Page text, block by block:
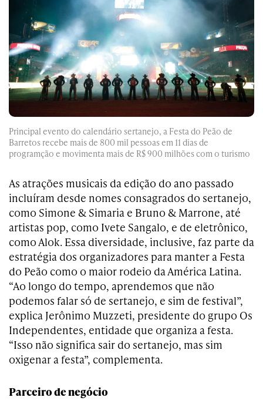
Principal evento do calendário sertanejo, a Festa do Peão de
Barretos recebe mais de 800 mil pessoas em 11 dias de
programção e movimenta mais de R$ 900 milhões com o turismo
As atrações musicais da edição do ano passado
incluíram desde nomes consagrados do sertanejo,
como Simone & Simaria e Bruno & Marrone, até
artistas pop, como Ivete Sangalo, e de eletrônico,
como Alok. Essa diversidade, inclusive, faz parte da
estratégia dos organizadores para manter a Festa
do Peão como o maior rodeio da América Latina.
“Ao longo do tempo, aprendemos que não
podemos falar só de sertanejo, e sim de festival”,
explica Jerônimo Muzzeti, presidente do grupo Os
Independentes, entidade que organiza a festa.
“Isso não significa sair do sertanejo, mas sim
oxigenar a festa”, complementa.
Parceiro de negócio